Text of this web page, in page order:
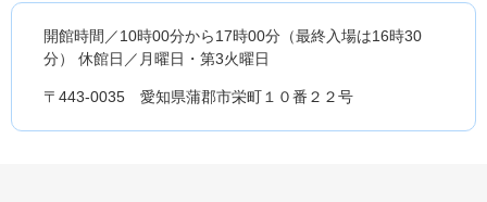
開館時間／10時00分から17時00分（最終入場は16時30
分） 休館日／月曜日・第3火曜日
〒443-0035 愛知県蒲郡市栄町１０番２２号